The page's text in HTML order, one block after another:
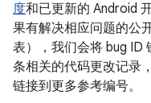
度和已更新的 Android
果有解决相应问题的公
表），我们会将 bug ID
条相关的代码更改记录
链接到更多参考编号。